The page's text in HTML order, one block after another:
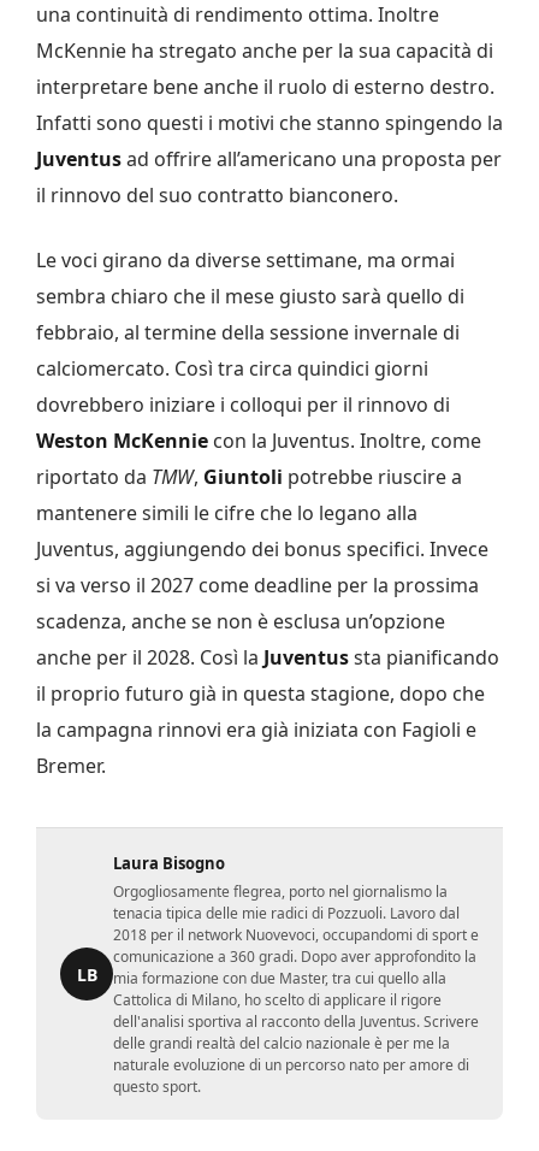
una continuità di rendimento ottima. Inoltre
McKennie ha stregato anche per la sua capacità di
interpretare bene anche il ruolo di esterno destro.
Infatti sono questi i motivi che stanno spingendo la
Juventusad offrire all’americano una proposta per
il rinnovo del suo contratto bianconero.
Le voci girano da diverse settimane, ma ormai
sembra chiaro che il mese giusto sarà quello di
febbraio, al termine della sessione invernale di
calciomercato. Così tra circa quindici giorni
dovrebbero iniziare i colloqui per il rinnovo di
Weston McKennie con la Juventus. Inoltre, come
riportato da TMW, Giuntoli potrebbe riuscire a
mantenere simili le cifre che lo legano alla
Juventus, aggiungendo dei bonus specifici. Invece
si va verso il 2027 come deadline per la prossima
scadenza, anche se non è esclusa un’opzione
anche per il 2028. Così la Juventussta pianificando
il proprio futuro già in questa stagione, dopo che
la campagna rinnovi era già iniziata con Fagioli e
Bremer.
LB
Laura Bisogno
Orgogliosamente flegrea, porto nel giornalismo la
tenacia tipica delle mie radici di Pozzuoli. Lavoro dal
2018 per il network Nuovevoci, occupandomi di sport e
comunicazione a 360 gradi. Dopo aver approfondito la
mia formazione con due Master, tra cui quello alla
Cattolica di Milano, ho scelto di applicare il rigore
dell'analisi sportiva al racconto della Juventus. Scrivere
delle grandi realtà del calcio nazionale è per me la
naturale evoluzione di un percorso nato per amore di
questo sport.